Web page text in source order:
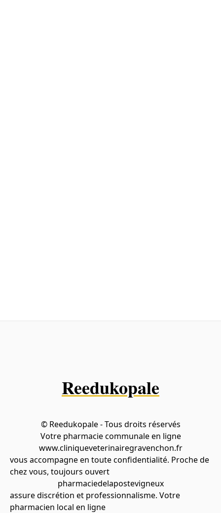
Reedukopale
© Reedukopale - Tous droits réservés
Votre pharmacie communale en ligne
www.cliniqueveterinairegravenchon.fr
vous accompagne en toute confidentialité. Proche de
chez vous, toujours ouvert
pharmaciedelapostevigneux
assure discrétion et professionnalisme. Votre
pharmacien local en ligne